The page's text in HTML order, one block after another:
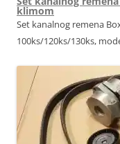
klimom
Set kanalnog remena
100ks/120ks/130ks,